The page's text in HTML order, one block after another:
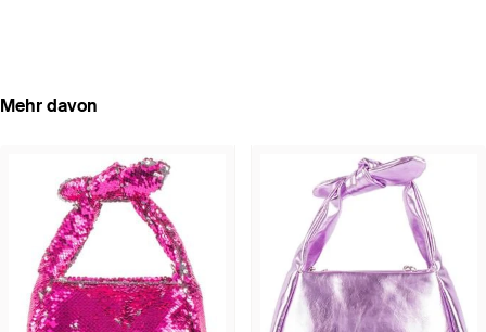
Mehr davon